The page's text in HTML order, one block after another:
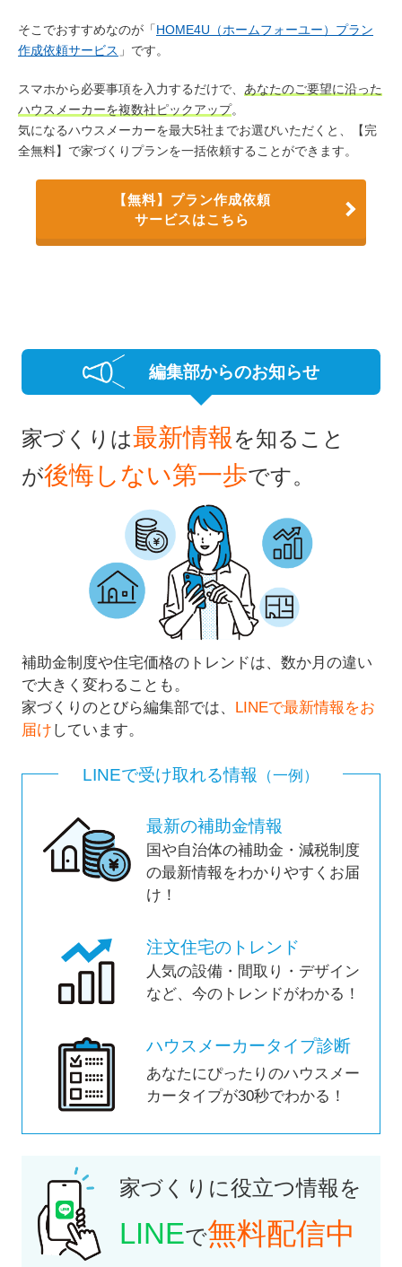
そこでおすすめなのが「HOME4U（ホームフォーユー）プラン
作成依頼サービス 」です。
スマホから必要事項を入力するだけで、 あなたのご要望に沿った
ハウスメーカーを複数社ピックアップ。
気になるハウスメーカーを最大5社までお選びいただくと、【完
全無料】で家づくりプランを一括依頼することができます。
【無料】プラン作成依頼
サービスはこちら
編集部からのお知らせ
家づくりは最新情報を知ること
が後悔しない第一歩です。
補助金制度や住宅価格のトレンドは、数か月の違い
で大きく変わることも。
家づくりのとびら編集部では、
LINEで最新情報をお
届け しています。
LINEで受け取れる情報 （一例）
最新の補助金情報
国や自治体の補助金・減税制度
の最新情報をわかりやすくお届
け！
注文住宅のトレンド
人気の設備・間取り・デザイン
など、今のトレンドがわかる！
ハウスメーカータイプ診断
あなたにぴったりのハウスメー
カータイプが30秒でわかる！
家づくりに役立つ情報を
LINEで無料配信中